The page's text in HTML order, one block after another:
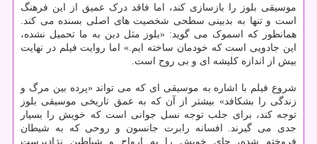
موسیقی بلوز را بازسازی کند، اما فاقد درک عمیق از این فرهنگ
است و تنها به بدبینی سطحی شخصیت های اصلی بسنده می کند.
همانطور که اسموک می گوید: «بلوز مثل دین به ما تحمیل نشده،
این جادویی است که خودمان ساخته ایم.» اما روایت فیلم در نهایت
بیش از اندازه کلیشه ای و بی روح است.
شروع فیلم با اشاره به موسیقی ای که می تواند «پرده بین مرگ و
زندگی را بشکافد» بیشتر از آن که به عمق تاریخی موسیقی بلوز
توجه کند، برای جلب توجه نسل جوانی است که خویش را بسیار
جدی می گیرند. افسانه رابرت جانسون و روحی که به شیطان
فروخته شده، جای خویش را به ارواح و شیاطین نژادپرست